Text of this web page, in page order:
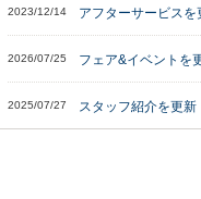
2023/12/14 アフターサービスを
2026/07/25 フェア&イベントを
2025/07/27 スタッフ紹介を更新